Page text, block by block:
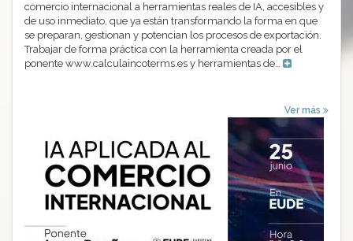
comercio internacional a herramientas reales de IA, accesibles y
de uso inmediato, que ya están transformando la forma en que
se preparan, gestionan y potencian los procesos de exportación.
Trabajar de forma práctica con la herramienta creada por el
ponente www.calculaincoterms.es y herramientas de…
Ver más